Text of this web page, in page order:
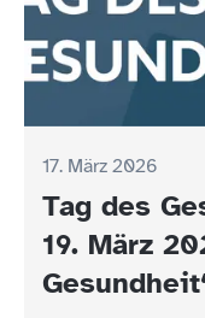
17. März 2026
Tag des
19. März